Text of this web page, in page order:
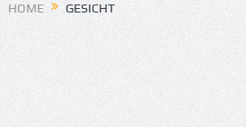
HOME GESICHT